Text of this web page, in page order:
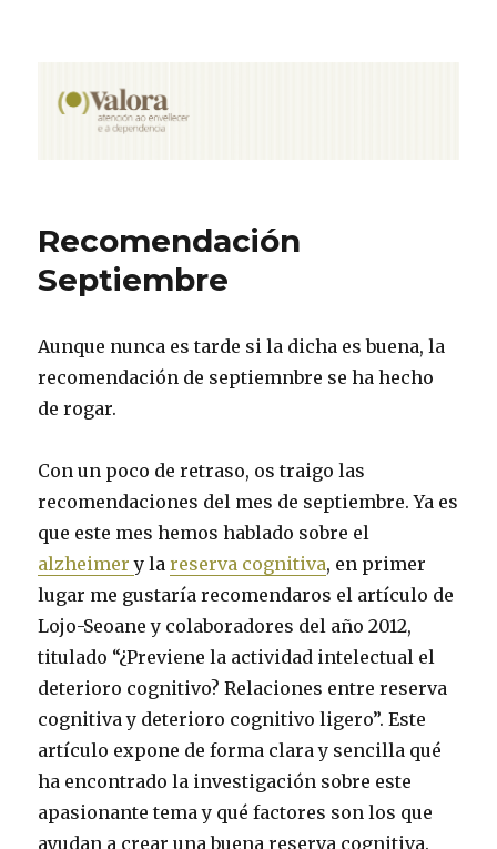
Recomendación
Septiembre
Aunque nunca es tarde si la dicha es buena, la
recomendación de septiemnbre se ha hecho
de rogar.
Con un poco de retraso, os traigo las
recomendaciones del mes de septiembre. Ya es
que este mes hemos hablado sobre el
alzheimery lareserva cognitiva, en primer
lugar me gustaría recomendaros el artículo de
Lojo-Seoane y colaboradores del año 2012,
titulado “¿Previene la actividad intelectual el
deterioro cognitivo? Relaciones entre reserva
cognitiva y deterioro cognitivo ligero”. Este
artículo expone de forma clara y sencilla qué
ha encontrado la investigación sobre este
apasionante tema y qué factores son los que
ayudan a crear una buena reserva cognitiva.